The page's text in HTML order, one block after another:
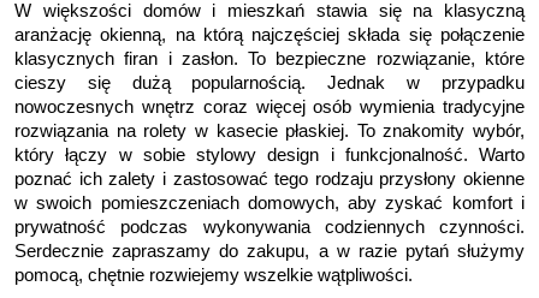
W większości domów i mieszkań stawia się na klasyczną
aranżację okienną, na którą najczęściej składa się połączenie
klasycznych firan i zasłon. To bezpieczne rozwiązanie, które
cieszy się dużą popularnością. Jednak w przypadku
nowoczesnych wnętrz coraz więcej osób wymienia tradycyjne
rozwiązania na rolety w kasecie płaskiej. To znakomity wybór,
który łączy w sobie stylowy design i funkcjonalność. Warto
poznać ich zalety i zastosować tego rodzaju przysłony okienne
w swoich pomieszczeniach domowych, aby zyskać komfort i
prywatność podczas wykonywania codziennych czynności.
Serdecznie zapraszamy do zakupu, a w razie pytań służymy
pomocą, chętnie rozwiejemy wszelkie wątpliwości.